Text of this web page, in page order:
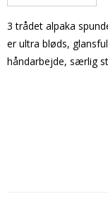
3 trådet alpaka
er ultra bløds,
håndarbejde, særlig